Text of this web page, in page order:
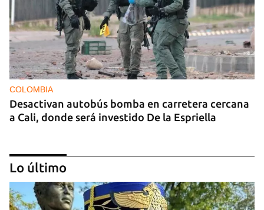
COLOMBIA
Desactivan autobús bomba en carretera cercana
a Cali, donde será investido De la Espriella
Lo último